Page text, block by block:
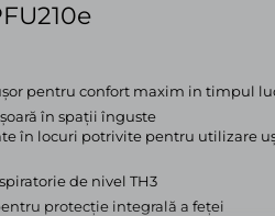
pentru confort maxim in timpul
în spații înguste
în locuri potrivite pentru utilizare
de nivel TH3
protecție integrală a feței